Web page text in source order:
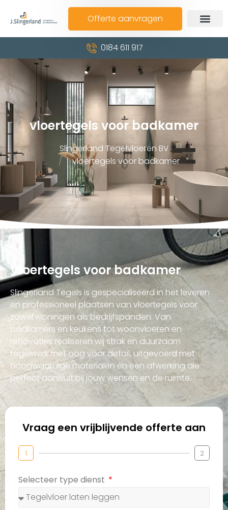
Offerte aanvragen
0184 611 917
vloertegels voor badkamer
Slingerland Tegelvloeren BV
vloertegels voor badkamer
Vloertegels voor badkamer
Slingerland Tegels is gespecialiseerd in het leveren
en professioneel plaatsen van vloertegels voor
zowel woningen als bedrijfspanden. Van
badkamers en keukens tot woonvloeren en
renovaties realiseren wij strak en duurzaam
tegelwerk met oog voor detail, uitgevoerd met
hoogwaardige materialen en een afwerking die
perfect aansluit bij jouw wensen en de ruimte.
Vraag een vrijblijvende offerte aan
1 2
Selecteer type dienst